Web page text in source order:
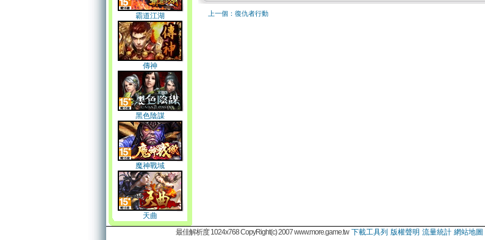
霸道江湖
傳神
黑色陰謀
魔神戰域
天曲
上一個：復仇者行動
最佳解析度 1024x768 CopyRight(c) 2007 www.more.game.tw 下載工具列 版權聲明 流量統計 網站地圖